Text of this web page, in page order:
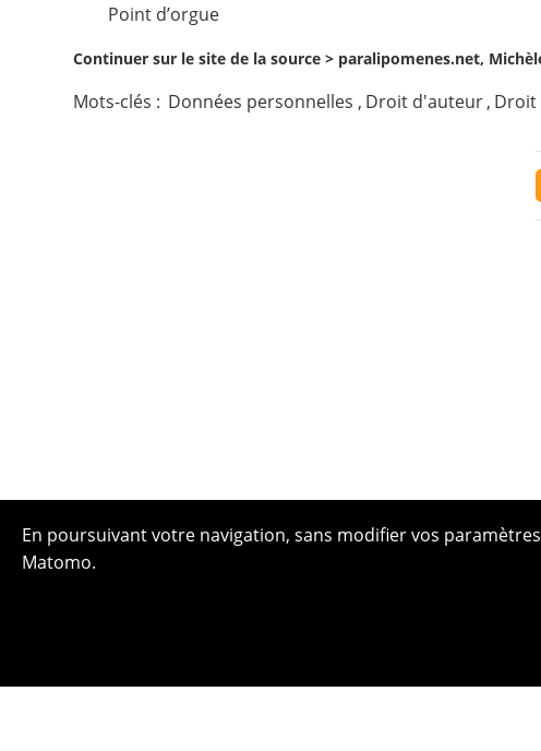
Point d’orgue
Continuer sur le site de la source > paralipomenes.net,
Mots-clés : Données personnelles , Droit d'auteur, Droit
En poursuivant votre navigation, sans modifier vos
Matomo.